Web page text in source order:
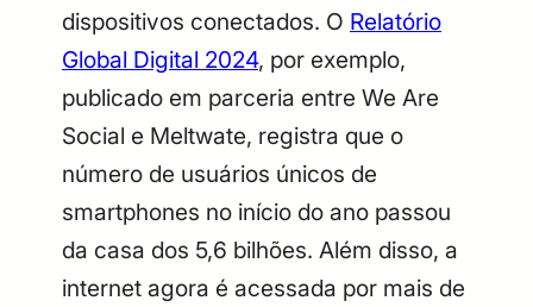
dispositivos conectados. O Relatório
Global Digital 2024, por exemplo,
publicado em parceria entre We Are
Social e Meltwate, registra que o
número de usuários únicos de
smartphones no início do ano passou
da casa dos 5,6 bilhões. Além disso, a
internet agora é acessada por mais de